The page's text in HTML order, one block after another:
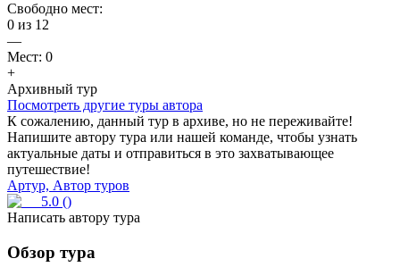
Свободно мест:
0 из 12
—
Мест: 0
+
Архивный тур
Посмотреть другие туры автора
К сожалению, данный тур в архиве, но не переживайте!
Напишите автору тура или нашей команде, чтобы узнать
актуальные даты и отправиться в это захватывающее
путешествие!
Артур, Автор туров
5.0 ()
Написать автору тура
Обзор тура